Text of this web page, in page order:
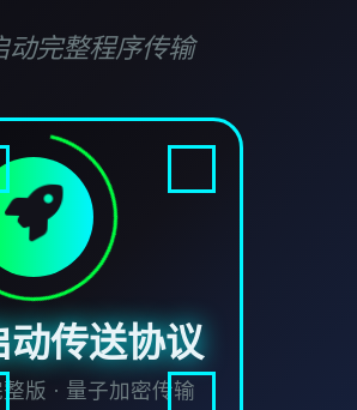
动完整程序传输
动传送协议
版 · 量子加密传输